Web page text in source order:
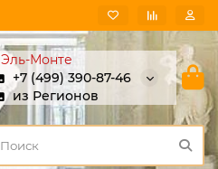
Эль-Монте
+7 (499) 390-87-46
из Регионов